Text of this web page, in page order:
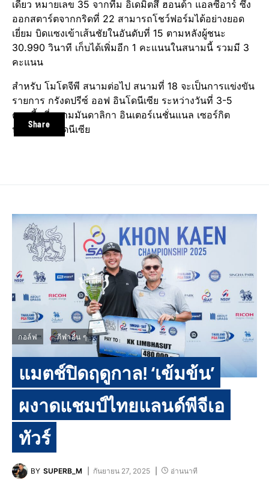
Share
เดียว หมายเลข 35 จากทีม อิเดมิตสึ ฮอนด้า แอลซีอาร์ ซึ่ง
ออกสตาร์ตจากกริดที่ 22 สามารถโชว์ฟอร์มได้อย่างยอด
เยี่ยม บิดแซงเข้าเส้นชัยในอันดับที่ 15 ตามหลังผู้ชนะ
30.990 วินาที เก็บได้เพิ่มอีก 1 คะแนนในสนามนี้ รวมมี 3
คะแนน
สำหรับ โมโตจีพี สนามต่อไป สนามที่ 18 จะเป็นการแข่งขัน
รายการ กรังดปรีซ์ ออฟ อินโดนีเซีย ระหว่างวันที่ 3-5
ต.ค.นี้ ที่สนามมันดาลิกา อินเตอร์เนชั่นแนล เซอร์กิต
ประเทศอินโดนีเซีย
กอล์ฟ กีฬาอื่น ๆ
แมตช์ปิดฤดูกาล! ‘เข้มข้น’
ผงาดแชมป์ไทยแลนด์พีจีเอ
ทัวร์
BY SUPERB_M กันยายน 27, 2025 อ่านนาที